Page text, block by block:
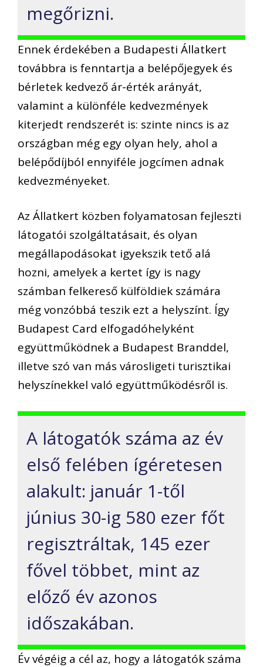
megőrizni.
Ennek érdekében a Budapesti Állatkert
továbbra is fenntartja a belépőjegyek és
bérletek kedvező ár-érték arányát,
valamint a különféle kedvezmények
kiterjedt rendszerét is: szinte nincs is az
országban még egy olyan hely, ahol a
belépődíjból ennyiféle jogcímen adnak
kedvezményeket.
Az Állatkert közben folyamatosan fejleszti
látogatói szolgáltatásait, és olyan
megállapodásokat igyekszik tető alá
hozni, amelyek a kertet így is nagy
számban felkereső külföldiek számára
még vonzóbbá teszik ezt a helyszínt. Így
Budapest Card elfogadóhelyként
együttműködnek a Budapest Branddel,
illetve szó van más városligeti turisztikai
helyszínekkel való együttműködésről is.
A látogatók száma az év
első felében ígéretesen
alakult: január 1-től
június 30-ig 580 ezer főt
regisztráltak, 145 ezer
fővel többet, mint az
előző év azonos
időszakában.
Év végéig a cél az, hogy a látogatók száma